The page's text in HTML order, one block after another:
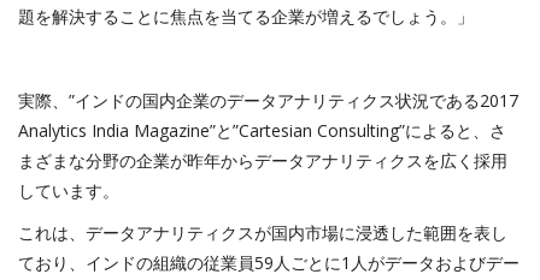
題を解決することに焦点を当てる企業が増えるでしょう。」
実際、”インドの国内企業のデータアナリティクス状況である2017
Analytics India Magazine”と”Cartesian Consulting”によると、さ
まざまな分野の企業が昨年からデータアナリティクスを広く採用
しています。
これは、データアナリティクスが国内市場に浸透した範囲を表し
ており、インドの組織の従業員59人ごとに1人がデータおよびデー